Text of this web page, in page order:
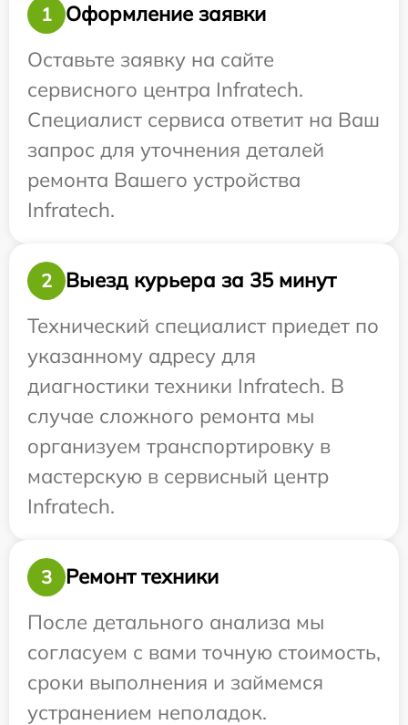
1
Оформление заявки
Оставьте заявку на сайте
сервисного центра Infratech.
Специалист сервиса ответит на Ваш
запрос для уточнения деталей
ремонта Вашего устройства
Infratech.
2
Выезд курьера за 35 минут
Технический специалист приедет по
указанному адресу для
диагностики техники Infratech. В
случае сложного ремонта мы
организуем транспортировку в
мастерскую в сервисный центр
Infratech.
3
Ремонт техники
После детального анализа мы
согласуем с вами точную стоимость,
сроки выполнения и займемся
устранением неполадок.